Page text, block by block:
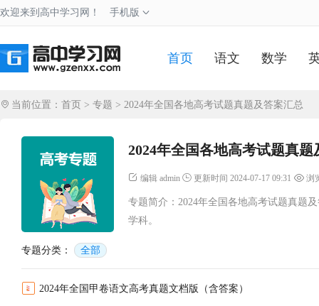
欢迎来到高中学习网！ 手机版
首页 语文 数学
当前位置： 首页 > 专题 > 2024年全国各地高考试题真题及答案汇总
2024年全国各地高考试题真题
编辑 admin 更新时间 2024-07-17 09:31 浏
专题简介：2024年全国各地高考试题真题
学科。
专题分类： 全部
2024年全国甲卷语文高考真题文档版（含答案）